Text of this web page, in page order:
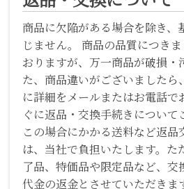
商品に欠陥がある場合を除き、
じません。 商品の品質につき
おりますが、万一商品が破損・
た、商品違いがございましたら
に詳細をメールまたはお電話で
ぐに返品・交換手続きについて
この場合にかかる送料など返
は、当社で負担いたします。た
了品、特価品や限定品など、交
代金の返金とさせていただきま